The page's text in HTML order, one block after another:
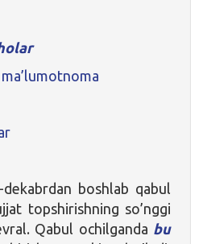
ma’lumotnoma
boshlab qabul
topshirishning so’nggi
Qabul ochilganda bu